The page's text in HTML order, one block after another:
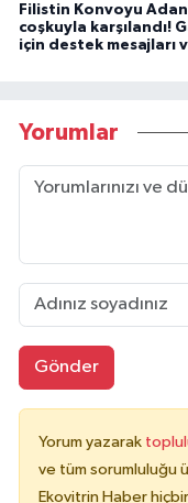
Filistin Konvoyu
coşkuyla karşılandı!
için destek mesajları
Yorumlar
Gönder
Yorum yazarak
ve tüm sorumluluğu
Ekovitrin Haber